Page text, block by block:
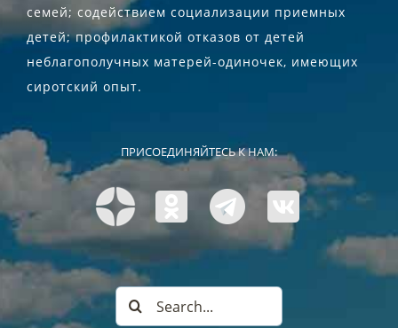
семей; содействием социализации приемных
детей; профилактикой отказов от детей
неблагополучных матерей-одиночек, имеющих
сиротский опыт.
ПРИСОЕДИНЯЙТЕСЬ К НАМ:
Search
for: